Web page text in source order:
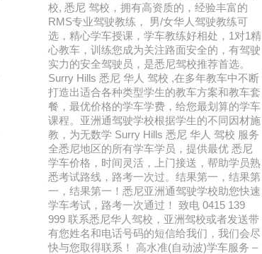
校, 悉尼 驾校，拥有高资质的，经验丰富的
RMS专业驾驶教练， 男/女华人驾驶教练可
选，精心学车授课，学车教练好相处，1对1精
心教车，训练您成为关注路面安全的，有驾驶
实力的安全驾驶员，是悉尼驾校推荐首选。
Surry Hills 悉尼 华人 驾校 ,在多年教车中不断
打造出适合各种类型学生的教车方案和教车套
餐，最优价格的学车学费，给您最划算的学车
课程。亚洲通驾驶学校根据学生的不同因材施
教，为无数学 Surry Hills 悉尼 华人 驾校 服务
全悉尼地区的所有学车学员，提供最优 悉尼
学车价格，时间灵活，上门接送，帮助学员熟
悉考试路线，路考一次过。结果第一，结果第
一，结果第一！悉尼亚洲通驾驶学校助您快速
学车考试，路考一次通过！ 致电 0415 139
999 联系悉尼华人驾校，亚洲驾校或者发送带
有您姓名和电话号码的短信给我们，我们会尽
快与您取得联系！ 高水准(自动波)学车服务 –